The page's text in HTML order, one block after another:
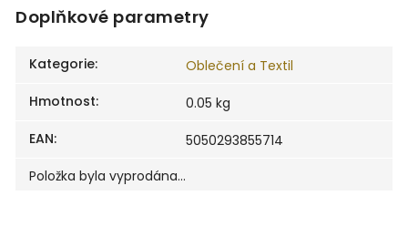
Doplňkové parametry
Kategorie:
Oblečení a Textil
Hmotnost:
0.05 kg
EAN:
5050293855714
Položka byla vyprodána…